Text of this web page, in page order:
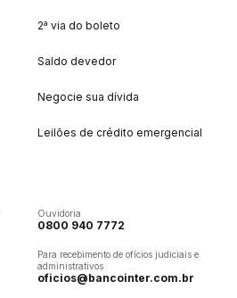
2ª via do boleto
Saldo devedor
Negocie sua dívida
Leilões de crédito emergencial
Ouvidoria
0800 940 7772
Para recebimento de ofícios judiciais e
administrativos
oficios@bancointer.com.br